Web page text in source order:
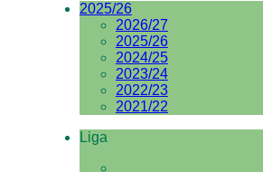
2025/26
2026/27
2025/26
2024/25
2023/24
2022/23
2021/22
Liga